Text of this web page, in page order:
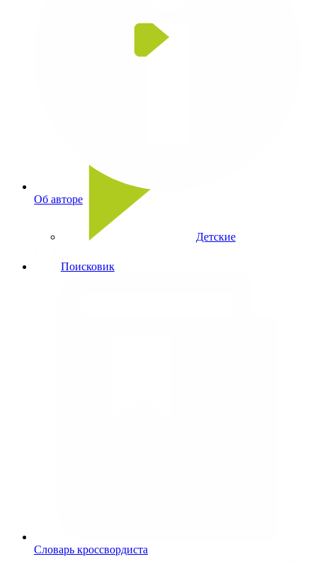
Об авторе
Детские
Поисковик
Словарь кроссвордиста